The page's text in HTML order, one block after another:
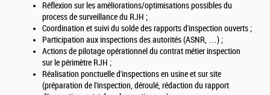
Réflexion sur les améliorations/optimisations possibles du
process de surveillance du RJH ;
Coordination et suivi du solde des rapports d'inspection ouverts ;
Participation aux inspections des autorités (ASNR, …) ;
Actions de pilotage opérationnel du contrat métier inspection
sur le périmètre RJH ;
Réalisation ponctuelle d'inspections en usine et sur site
(préparation de l'inspection, déroulé, rédaction du rapport